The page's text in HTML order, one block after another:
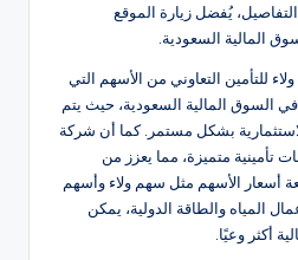
يُفضل زيارة الموقع
المالية السعودية.
للتأمين التعاوني من الأسهم التي
السوق المالية السعودية، حيث يتم
بشكل مستمر. كما أن شركة
تأمينية متميزة، مما يعزز من
أسعار الأسهم مثل سهم ولاء وأسهم
المياه والطاقة الدولية، يمكن
أكثر وعيًا.